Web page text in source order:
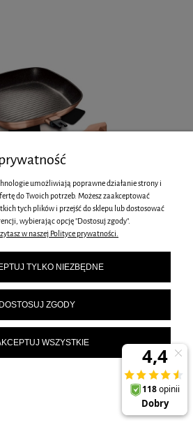
BERLINGER HAUS ROSE GOLD BH-1950
135,00 zł
umożliwiają poprawne działanie strony i
do Twoich potrzeb. Możesz zaakceptować
tych plików i przejść do sklepu lub dostosować
wybierając opcję "Dostosuj zgody".
w naszej Polityce prywatności.
TYLKO NIEZBĘDNE
DOSTOSUJ ZGODY
WSZYSTKIE